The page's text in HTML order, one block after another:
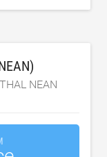
NEAN